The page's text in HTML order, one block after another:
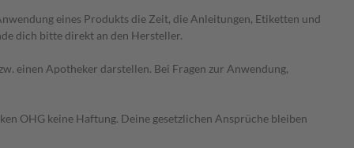
eines Produkts die Zeit, die Anleitungen, Etiketten und
dich bitte direkt an den Hersteller.
einen Apotheker darstellen. Bei Fragen zur Anwendung,
OHG keine Haftung. Deine gesetzlichen Ansprüche bleiben